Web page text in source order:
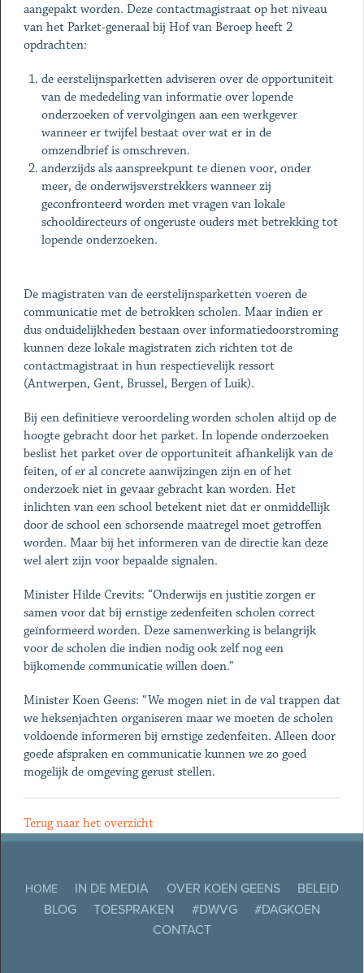
aangepakt worden. Deze contactmagistraat op het niveau
van het Parket-generaal bij Hof van Beroep heeft 2
opdrachten:
de eerstelijnsparketten adviseren over de opportuniteit
van de mededeling van informatie over lopende
onderzoeken of vervolgingen aan een werkgever
wanneer er twijfel bestaat over wat er in de
omzendbrief is omschreven.
anderzijds als aanspreekpunt te dienen voor, onder
meer, de onderwijsverstrekkers wanneer zij
geconfronteerd worden met vragen van lokale
schooldirecteurs of ongeruste ouders met betrekking tot
lopende onderzoeken.
De magistraten van de eerstelijnsparketten voeren de
communicatie met de betrokken scholen. Maar indien er
dus onduidelijkheden bestaan over informatiedoorstroming
kunnen deze lokale magistraten zich richten tot de
contactmagistraat in hun respectievelijk ressort
(Antwerpen, Gent, Brussel, Bergen of Luik).
Bij een definitieve veroordeling worden scholen altijd op de
hoogte gebracht door het parket. In lopende onderzoeken
beslist het parket over de opportuniteit afhankelijk van de
feiten, of er al concrete aanwijzingen zijn en of het
onderzoek niet in gevaar gebracht kan worden. Het
inlichten van een school betekent niet dat er onmiddellijk
door de school een schorsende maatregel moet getroffen
worden. Maar bij het informeren van de directie kan deze
wel alert zijn voor bepaalde signalen.
Minister Hilde Crevits: “Onderwijs en justitie zorgen er
samen voor dat bij ernstige zedenfeiten scholen correct
geïnformeerd worden. Deze samenwerking is belangrijk
voor de scholen die indien nodig ook zelf nog een
bijkomende communicatie willen doen.”
Minister Koen Geens: “We mogen niet in de val trappen dat
we heksenjachten organiseren maar we moeten de scholen
voldoende informeren bij ernstige zedenfeiten. Alleen door
goede afspraken en communicatie kunnen we zo goed
mogelijk de omgeving gerust stellen.
Terug naar het overzicht
HOME IN DE MEDIA OVER KOEN GEENS
BELEID
BLOG
TOESPRAKEN #DWVG
#DAGKOEN
CONTACT